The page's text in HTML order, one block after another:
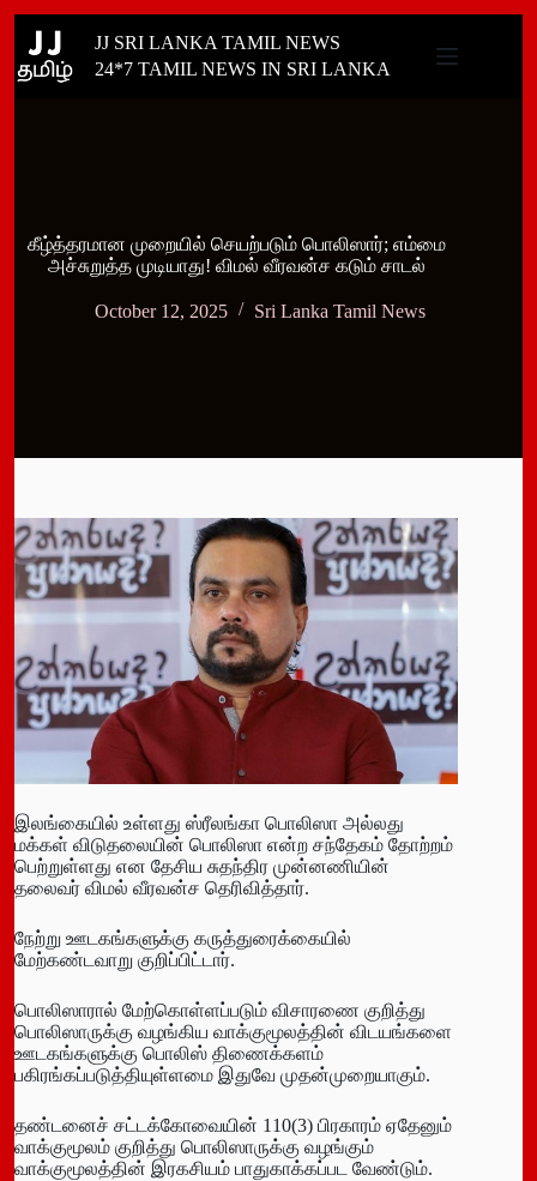
content
JJ SRI LANKA TAMIL NEWS
24*7 TAMIL NEWS IN SRI LANKA
கீழ்த்தரமான முறையில் செயற்படும் பொலிஸார்; எம்மை
அச்சுறுத்த முடியாது! விமல் வீரவன்ச கடும் சாடல்
October 12, 2025 Sri Lanka Tamil News
இலங்கையில் உள்ளது ஸ்ரீலங்கா பொலிஸா அல்லது
மக்கள் விடுதலையின் பொலிஸா என்ற சந்தேகம் தோற்றம்
பெற்றுள்ளது என தேசிய சுதந்திர முன்னணியின்
தலைவர் விமல் வீரவன்ச தெரிவித்தார்.
நேற்று ஊடகங்களுக்கு கருத்துரைக்கையில்
மேற்கண்டவாறு குறிப்பிட்டார்.
பொலிஸாரால் மேற்கொள்ளப்படும் விசாரணை குறித்து
பொலிஸாருக்கு வழங்கிய வாக்குமூலத்தின் விடயங்களை
ஊடகங்களுக்கு பொலிஸ் திணைக்களம்
பகிரங்கப்படுத்தியுள்ளமை இதுவே முதன்முறையாகும்.
தண்டனைச் சட்டக்கோவையின் 110(3) பிரகாரம் ஏதேனும்
வாக்குமூலம் குறித்து பொலிஸாருக்கு வழங்கும்
வாக்குமூலத்தின் இரகசியம் பாதுகாக்கப்பட வேண்டும்.